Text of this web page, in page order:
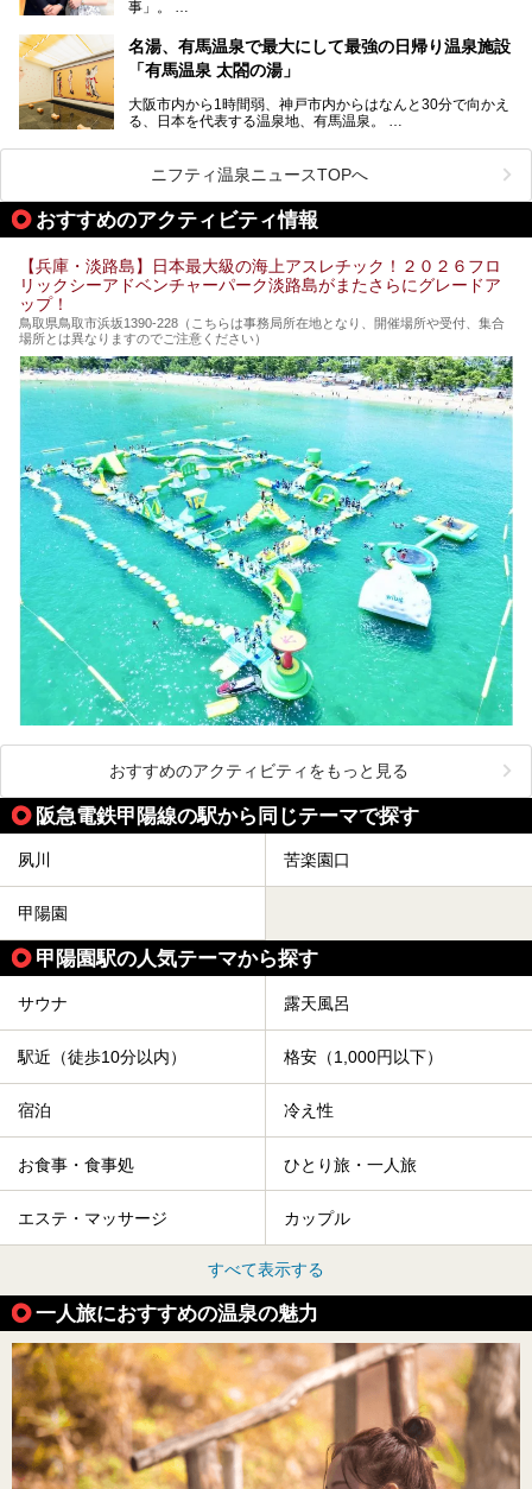
スーパー銭湯があったら……。今回はそんな希望に沿う施設
きます！
事」。
ング西日本1位、2年連続「ベストオブ宿泊賞」に輝いた
「神戸みなと温泉 蓮」の魅力に迫りました！
名湯、有馬温泉で最大にして最強の日帰り温泉施設
「有馬温泉 太閤の湯」
大阪市内から1時間弱、神戸市内からはなんと30分で向かえ
る、日本を代表する温泉地、有馬温泉。
有名な「金泉」と「銀泉」に加え、人工のの炭酸泉まで楽し
める、ある意味「最強」ともいえる施設です。
今回は自慢のお湯をメインにその魅力の数々を紹介します！
ニフティ温泉ニュースTOPへ
おすすめのアクティビティ情報
【兵庫・淡路島】日本最大級の海上アスレチック！２０２６フロ
リックシーアドベンチャーパーク淡路島がまたさらにグレードア
ップ！
鳥取県鳥取市浜坂1390‐228（こちらは事務局所在地となり、開催場所や受付、集合
場所とは異なりますのでご注意ください）
おすすめのアクティビティをもっと見る
阪急電鉄甲陽線の駅から同じテーマで探す
夙川 苦楽園口
甲陽園
甲陽園駅の人気テーマから探す
サウナ 露天風呂
駅近（徒歩10分以内） 格安（1,000円以下）
宿泊 冷え性
お食事・食事処 ひとり旅・一人旅
エステ・マッサージ カップル
すべて表示する
一人旅におすすめの温泉の魅力